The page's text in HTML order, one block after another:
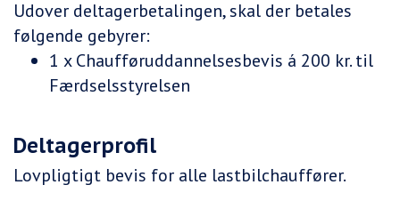
Udover deltagerbetalingen, skal der betales
følgende gebyrer:
1 x Chaufføruddannelsesbevis á 200 kr. til
Færdselsstyrelsen
Deltagerprofil
Lovpligtigt bevis for alle lastbilchauffører.